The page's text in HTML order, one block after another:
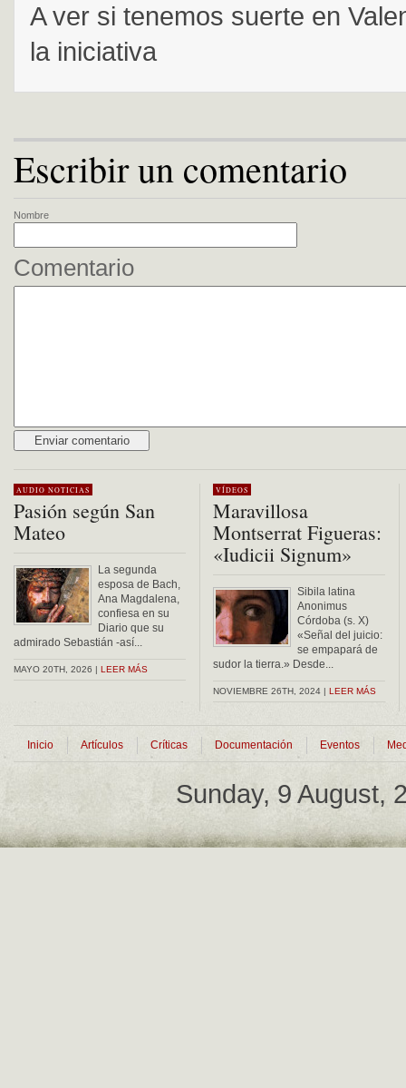
A ver si tenemos suerte en
la iniciativa
Escribir un comentario
Nombre
Comentario
AUDIO NOTICIAS
Pasión según San
Mateo
La segunda
esposa de Bach,
Ana Magdalena,
confiesa en su
Diario que su
admirado Sebastián -así...
MAYO 20TH, 2026 | LEER MÁS
VÍDEOS
Maravillosa
Montserrat Figueras:
«Iudicii Signum»
Sibila latina
Anonimus
Córdoba (s. X)
«Señal del juicio:
se empapará de
sudor la tierra.» Desde...
NOVIEMBRE 26TH, 2024 | LEER MÁS
Inicio Artículos Críticas Documentación Eventos
Sunday, 9 August,